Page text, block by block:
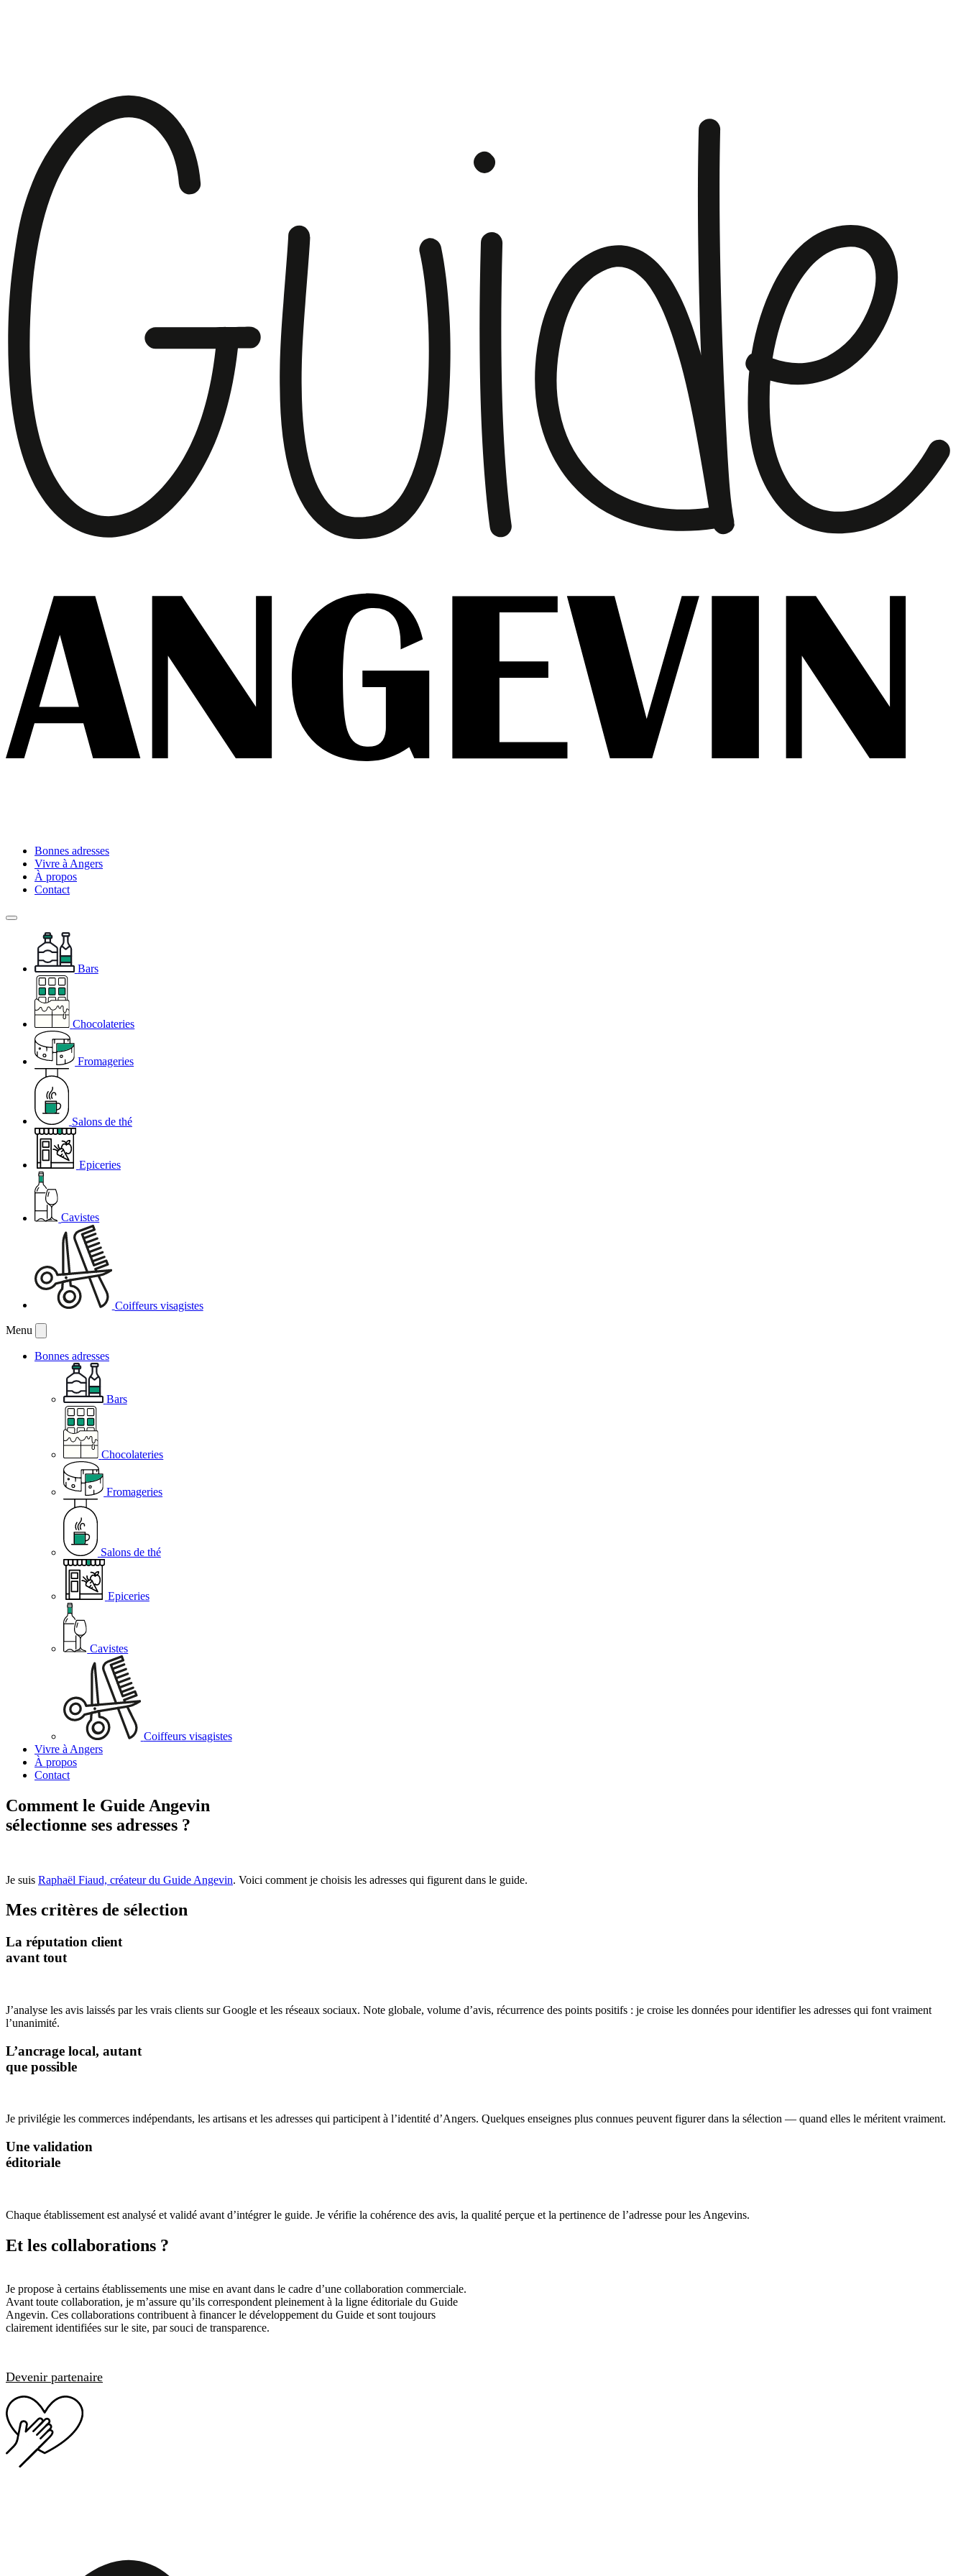
Bonnes adresses
Vivre à Angers
À propos
Contact
Bars
Chocolateries
Fromageries
Salons de thé
Epiceries
Cavistes
Coiffeurs visagistes
Menu
Bonnes adresses
Bars
Chocolateries
Fromageries
Salons de thé
Epiceries
Cavistes
Coiffeurs visagistes
Vivre à Angers
À propos
Contact
Comment le Guide Angevin
sélectionne ses adresses ?
Je suis Raphaël Fiaud, créateur du Guide Angevin. Voici comment je choisis les adresses qui figurent dans le guide.
Mes critères de sélection
La réputation client
avant tout
J’analyse les avis laissés par les vrais clients sur Google et les réseaux sociaux. Note globale, volume d’avis, récurrence des points positifs : je croise les données pour identifier les adresses qui font vraiment
l’unanimité.
L’ancrage local, autant
que possible
Je privilégie les commerces indépendants, les artisans et les adresses qui participent à l’identité d’Angers. Quelques enseignes plus connues peuvent figurer dans la sélection — quand elles le méritent vraiment.
Une validation
éditoriale
Chaque établissement est analysé et validé avant d’intégrer le guide. Je vérifie la cohérence des avis, la qualité perçue et la pertinence de l’adresse pour les Angevins.
Et les collaborations ?
Je propose à certains établissements une mise en avant dans le cadre d’une collaboration commerciale.
Avant toute collaboration, je m’assure qu’ils correspondent pleinement à la ligne éditoriale du Guide
Angevin. Ces collaborations contribuent à financer le développement du Guide et sont toujours
clairement identifiées sur le site, par souci de transparence.
Devenir partenaire